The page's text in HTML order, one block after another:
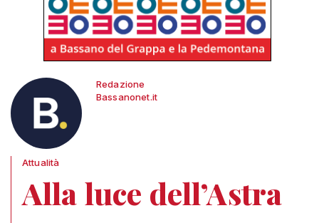
Redazione
Bassanonet.it
Attualità
Alla luce dell’Astra